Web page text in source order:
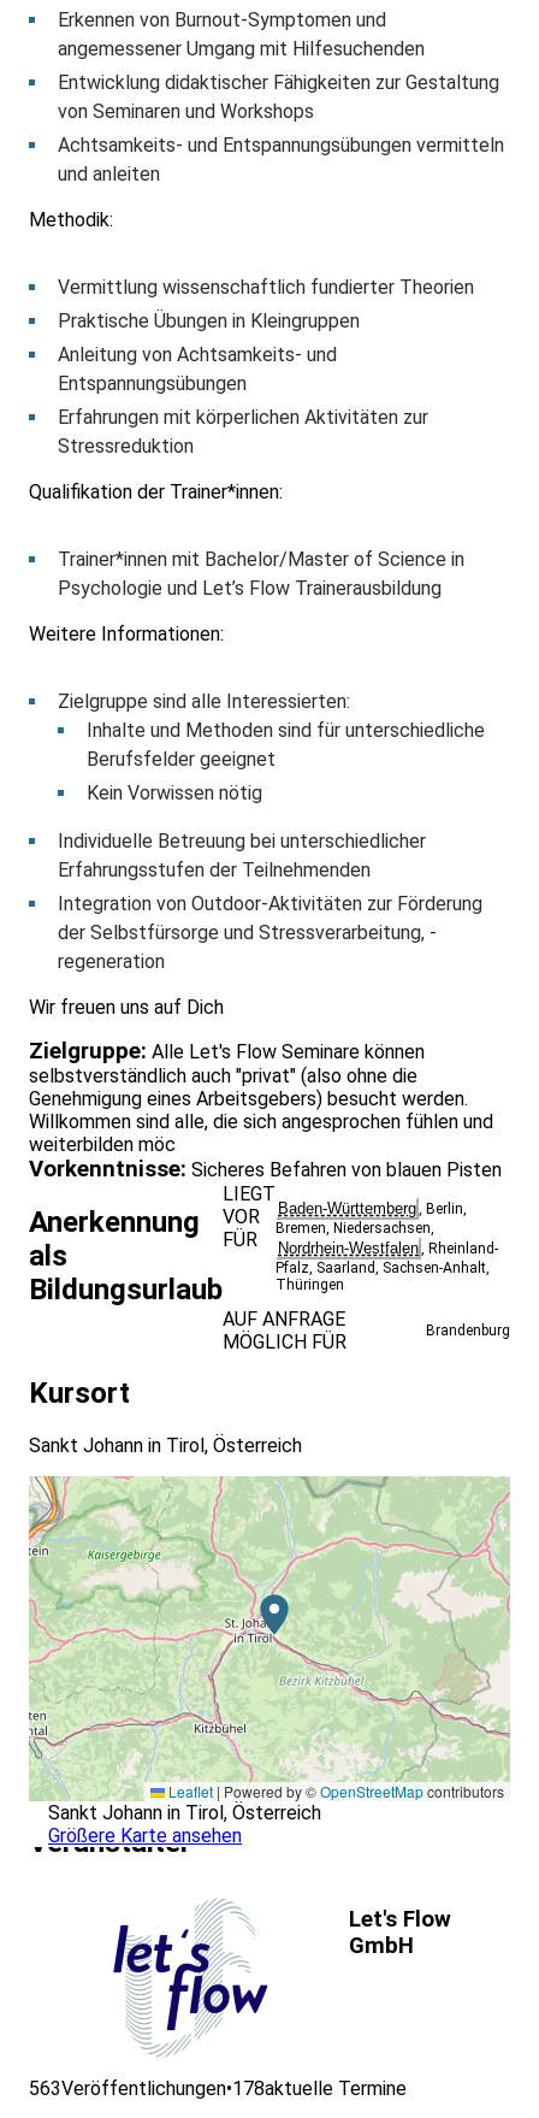
Erkennen von Burnout-Symptomen und
angemessener Umgang mit Hilfesuchenden
Entwicklung didaktischer Fähigkeiten zur Gestaltung
von Seminaren und Workshops
Achtsamkeits- und Entspannungsübungen vermitteln
und anleiten
Methodik:
Vermittlung wissenschaftlich fundierter Theorien
Praktische Übungen in Kleingruppen
Anleitung von Achtsamkeits- und
Entspannungsübungen
Erfahrungen mit körperlichen Aktivitäten zur
Stressreduktion
Qualifikation der Trainer*innen:
Trainer*innen mit Bachelor/Master of Science in
Psychologie und Let’s Flow Trainerausbildung
Weitere Informationen:
Zielgruppe sind alle Interessierten:
Inhalte und Methoden sind für unterschiedliche
Berufsfelder geeignet
Kein Vorwissen nötig
Individuelle Betreuung bei unterschiedlicher
Erfahrungsstufen der Teilnehmenden
Integration von Outdoor-Aktivitäten zur Förderung
der Selbstfürsorge und Stressverarbeitung, -
regeneration
Wir freuen uns auf Dich
Zielgruppe: Alle Let's Flow Seminare können
selbstverständlich auch "privat" (also ohne die
Genehmigung eines Arbeitsgebers) besucht werden.
Willkommen sind alle, die sich angesprochen fühlen und
weiterbilden möc
Vorkenntnisse: Sicheres Befahren von blauen Pisten
Anerkennung
als
Bildungsurlaub
LIEGT
VOR
FÜR
Baden-Württemberg Berlin
Bremen Niedersachsen
Nordrhein-Westfalen Rheinland-
Pfalz Saarland Sachsen-Anhalt
Thüringen
AUF ANFRAGE
MÖGLICH FÜR
Brandenburg
Kursort
Sankt Johann in Tirol, Österreich
Leaflet | Powered by ©OpenStreetMapcontributors
Sankt Johann in Tirol, Österreich
Größere Karte ansehen
Veranstalter
Let's Flow
GmbH
563Veröffentlichungen•178aktuelle Termine